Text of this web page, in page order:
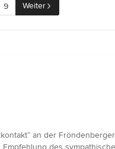
9 Weiter
an der
des